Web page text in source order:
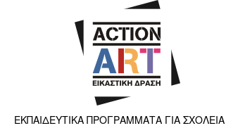
ΕΚΠΑΙΔΕΥΤΙΚΆ ΠΡΟΓΡΆΜΜΑΤΑ ΓΙΑ ΣΧΟΛΕΊΑ